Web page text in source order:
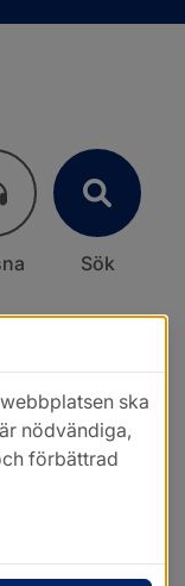
Sök
ska
nödvändiga,
förbättrad